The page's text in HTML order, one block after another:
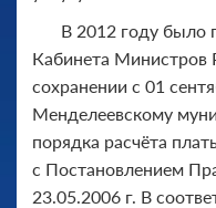
В 2012 году было
Кабинета Министров
сохранении с 01
Менделеевскому
порядка расчёта
с Постановлением
23.05.2006 г. В